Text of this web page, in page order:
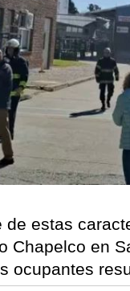
de estas
Chapelco en
ocupantes